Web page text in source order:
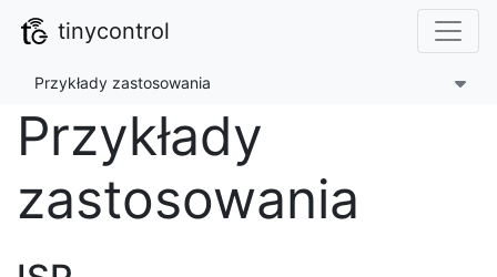
tinycontrol
Przykłady zastosowania
Przykłady
zastosowania